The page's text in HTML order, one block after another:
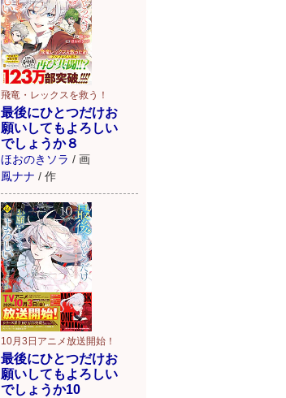
飛竜・レックスを救う！
最後にひとつだけお
願いしてもよろしい
でしょうか８
ほおのきソラ / 画
鳳ナナ / 作
10月3日アニメ放送開始！
最後にひとつだけお
願いしてもよろしい
でしょうか10